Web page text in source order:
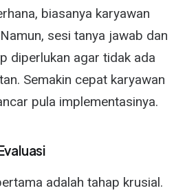
biasanya karyawan
sesi tanya jawab dan
diperlukan agar tidak ada
Semakin cepat karyawan
pula implementasinya.
adalah tahap krusial.